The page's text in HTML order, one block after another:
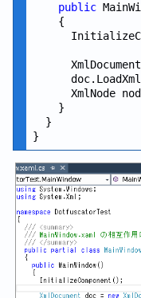
public
    {
XmlNode
    }
  }